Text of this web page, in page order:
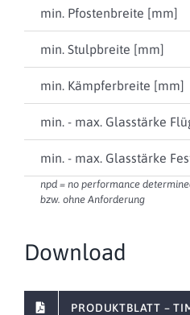
min. Pfostenbreite [mm]
min. Stulpbreite [mm]
min. Kämpferbreite [mm]
min. - max. Glasstärke
min. - max. Glasstärke
npd = no performance
bzw. ohne Anforderung
Download
PRODUKTBLATT –